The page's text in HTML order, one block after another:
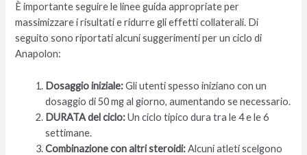
È importante seguire le linee guida appropriate per
massimizzare i risultati e ridurre gli effetti collaterali. Di
seguito sono riportati alcuni suggerimenti per un ciclo di
Anapolon:
Dosaggio iniziale:Gli utenti spesso iniziano con un
dosaggio di 50 mg al giorno, aumentando se necessario.
DURATA del ciclo:Un ciclo tipico dura tra le 4 e le 6
settimane.
Combinazione con altri steroidi:Alcuni atleti scelgono